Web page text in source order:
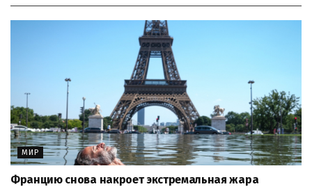
МИР
Францию снова накроет экстремальная жара